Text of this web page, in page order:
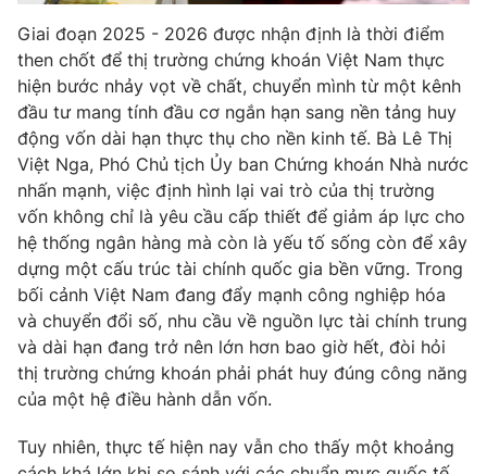
Liên hệ quảng cáo:024-7300.7108
® Cấm sao chép dưới mọi hình thức nếu không có sự chấp
thuận bằng văn bản. Ghi rõ nguồn VTV.vn khi phát hành lại
thông tin từ website này.
Giai đoạn 2025 - 2026 được nhận định là thời điểm
then chốt để thị trường chứng khoán Việt Nam thực
hiện bước nhảy vọt về chất, chuyển mình từ một kênh
đầu tư mang tính đầu cơ ngắn hạn sang nền tảng huy
động vốn dài hạn thực thụ cho nền kinh tế. Bà Lê Thị
Việt Nga, Phó Chủ tịch Ủy ban Chứng khoán Nhà nước
nhấn mạnh, việc định hình lại vai trò của thị trường
vốn không chỉ là yêu cầu cấp thiết để giảm áp lực cho
hệ thống ngân hàng mà còn là yếu tố sống còn để xây
dựng một cấu trúc tài chính quốc gia bền vững. Trong
bối cảnh Việt Nam đang đẩy mạnh công nghiệp hóa
và chuyển đổi số, nhu cầu về nguồn lực tài chính trung
và dài hạn đang trở nên lớn hơn bao giờ hết, đòi hỏi
thị trường chứng khoán phải phát huy đúng công năng
của một hệ điều hành dẫn vốn.
Tuy nhiên, thực tế hiện nay vẫn cho thấy một khoảng